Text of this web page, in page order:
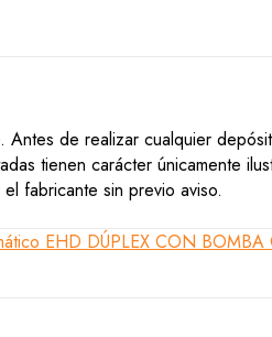
de realizar cualquier
tienen carácter únicamente
fabricante sin previo aviso.